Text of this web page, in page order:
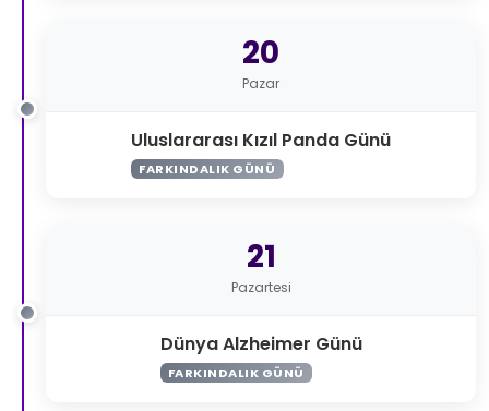
20
Pazar
Uluslararası Kızıl Panda Günü
FARKINDALIK GÜNÜ
21
Pazartesi
Dünya Alzheimer Günü
FARKINDALIK GÜNÜ